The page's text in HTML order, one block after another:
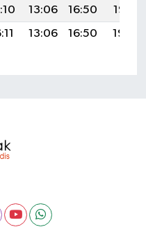
13:06 16:50
19:52
13:06 16:50 19:50